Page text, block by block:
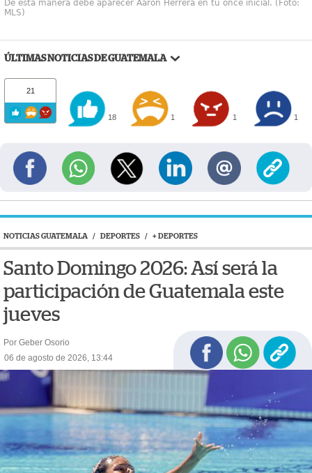
De esta manera debe aparecer Aaron Herrera en tu once inicial. (Foto:
MLS)
ÚLTIMAS NOTICIAS DE GUATEMALA
21
18 1 1 1
NOTICIAS GUATEMALA / DEPORTES / + DEPORTES
Santo Domingo 2026: Así será la
participación de Guatemala este
jueves
Por Geber Osorio
06 de agosto de 2026, 13:44